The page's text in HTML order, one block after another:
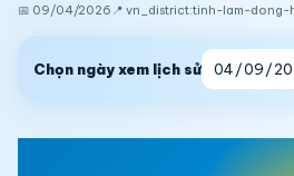
📅 09/04/2026 📍 vn_district:tinh-lam-
Chọn ngày xem lịch sử